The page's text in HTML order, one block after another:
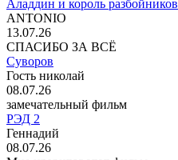
Аладдин и король разбойников
ANTONIO
13.07.26
СПАСИБО ЗА ВСЁ
Суворов
Гость николай
08.07.26
замечательный фильм
РЭД 2
Геннадий
08.07.26